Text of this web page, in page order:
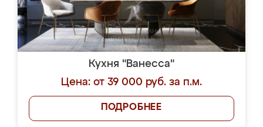
Кухня "Ванесса"
Цена: от 39 000 руб. за п.м.
ПОДРОБНЕЕ